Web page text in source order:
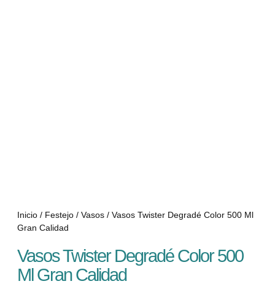
Inicio / Festejo / Vasos / Vasos Twister Degradé Color 500 Ml
Gran Calidad
Vasos Twister Degradé Color 500
Ml Gran Calidad